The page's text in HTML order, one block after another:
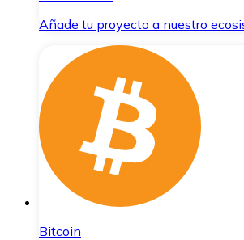
Añade tu proyecto a nuestro
Bitcoin